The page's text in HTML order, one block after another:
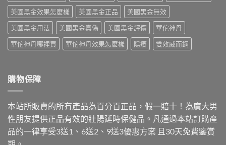
美國黑金效果怎麼樣
美國黑金正品
美國黑金無效
美國黑金用法
美國黑金真偽 美國黑金評價
華佗神丹
華佗神丹哪裡買
華佗神丹效果怎麼樣 陽痿 雙效威而鋼
購物保障
本站所販賣的所有產品為百分百正品，假一賠十！為廣大男
性朋友提供正品有效的壯陽延時保健品。凡通過本站訂購產
品的一律享受3送1、6送2、9送3優惠方案 且30天免費鑒賞